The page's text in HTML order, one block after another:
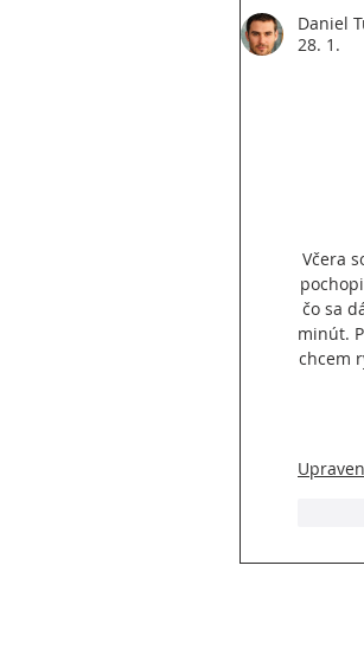
Daniel
28. 1.
Včera
čo sa
minút.
chcem